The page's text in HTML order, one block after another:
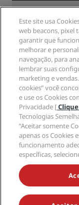
Novos e próximos
APP Radisson Hotels
Hotéis Sports
Hotéis familiares
Saúde e segurança
Radisson Hotel
Mídia
Carreiras no RHG
Carreiras na PPHE
Carreiras EHL
The Club by RHG
Oportunidades de
Empresa
Compras
Centro de
Aviso legal
Termos e
Termos de
Acessibilidade
Declaração de
Ajuda
Alertas ao
Contato
Perguntas
Mapa do site
Mídia social
Marcas do
NÃO PERCA AS
Este site usa
web beacons, pixel
garantir que
melhorar e
navegação, para
lembrar suas
marketing e
cookies” você
e use os Cookies
Privacidade [
Tecnologias
“Aceitar somente
apenas os Cookies
funcionamento
específicas,